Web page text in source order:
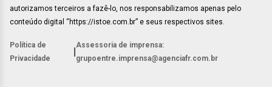
autorizamos terceiros a fazê-lo, nos responsabilizamos apenas pelo
conteúdo digital “https://istoe.com.br” e seus respectivos sites.
Política de
Privacidade
Assessoria de imprensa:
grupoentre.imprensa@agenciafr.com.br